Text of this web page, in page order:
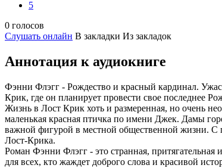
5
0 голосов
Слушать онлайн В закладки Из закладок
Аннотация к аудиокниге
Фэнни Флэгг - Рождество и красный кардинал.
Крик, где он планирует провести свое последнее
Жизнь в Лост Крик хоть и размеренная, но очень
маленькая красная птичка по имени Джек. Дамы
важной фигурой в местной общественной жизни. С
Лост-Крика.
Роман Фэнни Флэгг - это странная, притягательная
для всех, кто жаждет доброго слова и красивой